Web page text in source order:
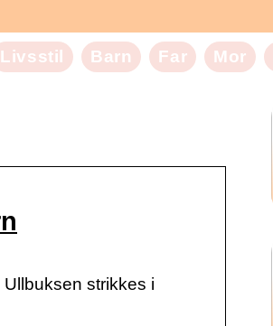
Livsstil Barn Far Mor
strikkes i